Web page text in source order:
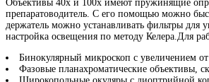
Объективы 40х и 100х имеют пружинящие
препаратоводитель. С его помощью можно
держатель можно устанавливать фильтры для
настройка освещения по методу Келера.Для
Бинокулярный микроскоп с увеличением
Фазовые планахроматические объективы,